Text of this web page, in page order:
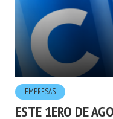
EMPRESAS
ESTE 1ERO DE